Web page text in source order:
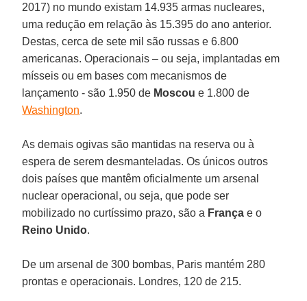
2017) no mundo existam 14.935 armas nucleares,
uma redução em relação às 15.395 do ano anterior.
Destas, cerca de sete mil são russas e 6.800
americanas. Operacionais – ou seja, implantadas em
mísseis ou em bases com mecanismos de
lançamento - são 1.950 de Moscou e 1.800 de
Washington.
As demais ogivas são mantidas na reserva ou à
espera de serem desmanteladas. Os únicos outros
dois países que mantêm oficialmente um arsenal
nuclear operacional, ou seja, que pode ser
mobilizado no curtíssimo prazo, são a França e o
Reino Unido.
De um arsenal de 300 bombas, Paris mantém 280
prontas e operacionais. Londres, 120 de 215.